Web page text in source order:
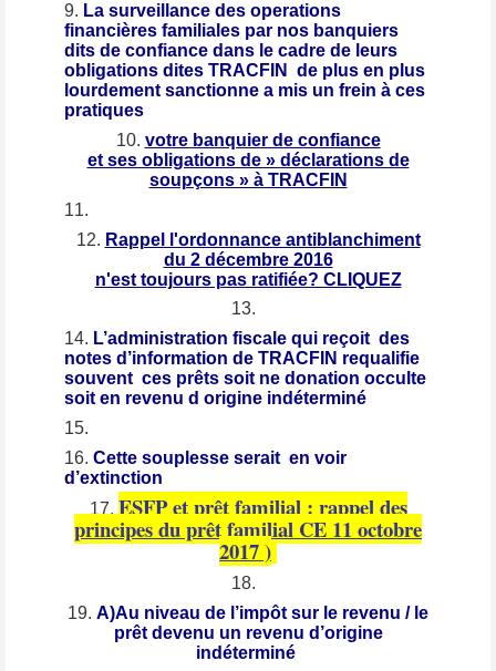
La surveillance des operations
financières familiales par nos banquiers
dits de confiance dans le cadre de leurs
obligations dites TRACFIN de plus en plus
lourdement sanctionne a mis un frein à ces
pratiques
votre banquier de confiance
et ses obligations de » déclarations de
soupçons » à TRACFIN
Rappel l'ordonnance antiblanchiment
du 2 décembre 2016
n'est toujours pas ratifiée? CLIQUEZ
L’administration fiscale qui reçoit des
notes d’information de TRACFIN requalifie
souvent ces prêts soit ne donation occulte
soit en revenu d origine indéterminé
Cette souplesse serait en voir
d’extinction
ESFP et prêt familial : rappel des
principes du prêt familial CE 11 octobre
2017 )
A)Au niveau de l’impôt sur le revenu / le
prêt devenu un revenu d’origine
indéterminé